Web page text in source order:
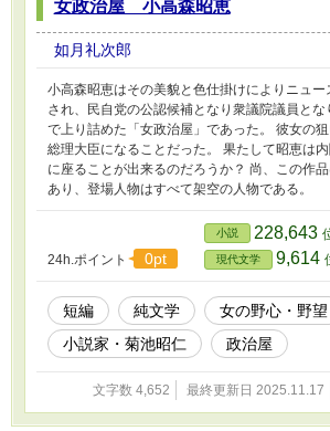
女政治屋 小高森昭恵
如月礼次郎
小高森昭恵はその美貌と色仕掛けによりニュー
され、民自党の公認候補となり衆議院議員とな
で上り詰めた「女政治屋」であった。 彼女の
総理大臣になることだった。 果たして昭恵は
に座ることが出来るのだろうか？ 尚、この作
あり、登場人物はすべて架空の人物である。
24h.ポイント 0pt
小説 228,643
現代文学 9,614
短編 純文学
女の野心・野望
小説家・菊池昭仁
政治屋
文字数 4,652 最終更新日 2025.11.17